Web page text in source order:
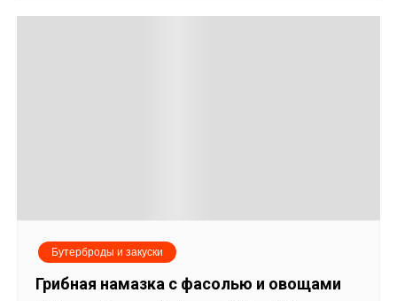
Бутерброды и закуски
Грибная намазка с фасолью и овощами